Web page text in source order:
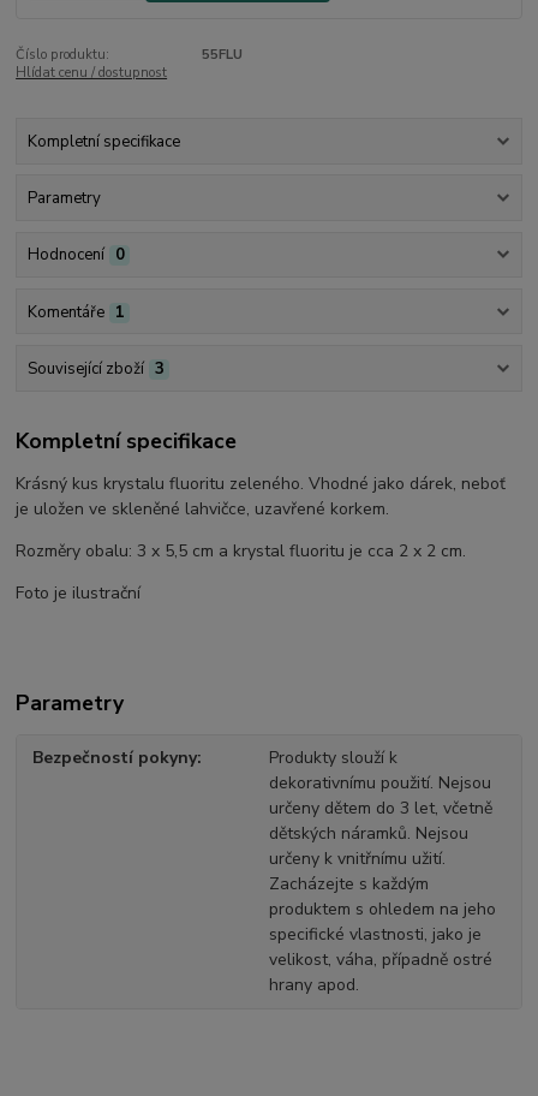
Číslo produktu:
55FLU
Hlídat cenu / dostupnost
Kompletní specifikace
Parametry
Hodnocení 0
Komentáře 1
Související zboží 3
Kompletní specifikace
Krásný kus krystalu fluoritu zeleného. Vhodné jako dárek, neboť
je uložen ve skleněné lahvičce, uzavřené korkem.
Rozměry obalu: 3 x 5,5 cm a krystal fluoritu je cca 2 x 2 cm.
Foto je ilustrační
Parametry
Bezpečností pokyny
Produkty slouží k
dekorativnímu použití. Nejsou
určeny dětem do 3 let, včetně
dětských náramků. Nejsou
určeny k vnitřnímu užití.
Zacházejte s každým
produktem s ohledem na jeho
specifické vlastnosti, jako je
velikost, váha, případně ostré
hrany apod.